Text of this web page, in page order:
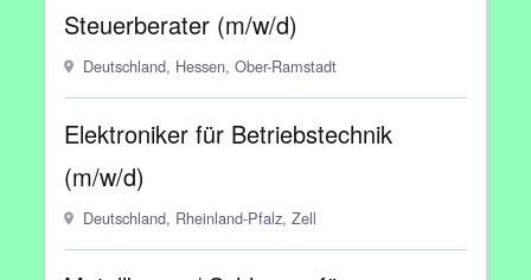
Steuerberater (m/w/d)
Deutschland, Hessen, Ober-Ramstadt
Elektroniker für Betriebstechnik
(m/w/d)
Deutschland, Rheinland-Pfalz, Zell